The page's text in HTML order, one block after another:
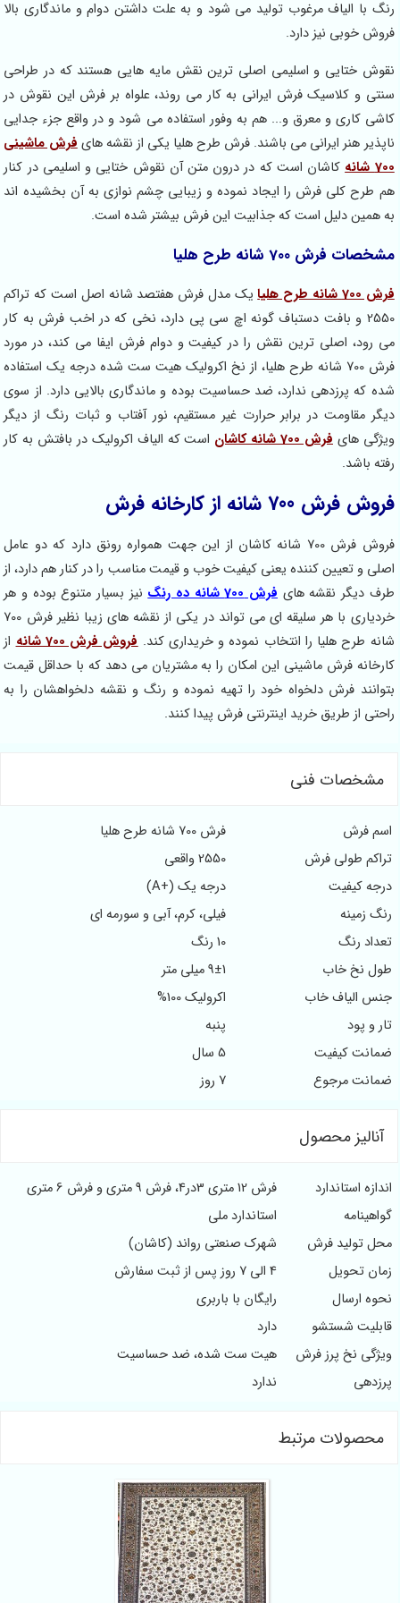
الیاف مرغوب تولید می شود و به علت داشتن دوام و ماندگاری بالا
خوبی نیز دارد.
ختایی و اسلیمی اصلی ترین نقش مایه هایی هستند که در طراحی
و کلاسیک فرش ایرانی به کار می روند، علواه بر فرش این نقوش در
کاری و معرق و... هم به وفور استفاده می شود و در واقع جزء جدایی
هنر ایرانی می باشند. فرش طرح هلیا یکی از نقشه هایفرش ماشینی
کاشان است که در درون متن آن نقوش ختایی و اسلیمی در کنار
کلی فرش را ایجاد نموده و زیبایی چشم نوازی به آن بخشیده اند
دلیل است که جذابیت این فرش بیشتر شده است.
700 شانه طرح هلیا
یک مدل فرش هفتصد شانه اصل است که تراکم
2550 و بافت دستباف گونه اچ سی پی دارد، نخی که در اخب فرش به کار
اصلی ترین نقش را در کیفیت و دوام فرش ایفا می کند، در مورد
فرش 700 شانه طرح هلیا، از نخ اکرولیک هیت ست شده درجه یک استفاده
پرزدهی ندارد، ضد حساسیت بوده و ماندگاری بالایی دارد. از سوی
مقاومت در برابر حرارت غیر مستقیم، نور آفتاب و ثبات رنگ از دیگر
های فرش 700 شانه کاشان
است که الیاف اکرولیک در بافتش به کار
شانه از کارخانه فرش
فروش فرش 700 شانه کاشان از این جهت همواره رونق دارد که دو عامل
و تعیین کننده یعنی کیفیت خوب و قیمت مناسب را در کنار هم دارد، از
نقشه های فرش 700 شانه ده رنگ
نیز بسیار متنوع بوده و هر
خردیاری با هر سلیقه ای می تواند در یکی از نقشه های زیبا نظیر فرش 700
طرح هلیا را انتخاب نموده و خریداری کند. فروش فرش 700 شانه
از
فرش ماشینی این امکان را به مشتریان می دهد که با حداقل قیمت
فرش دلخواه خود را تهیه نموده و رنگ و نقشه دلخواهشان را به
از طریق خرید اینترنتی فرش پیدا کنند.
فنی
فرش
فرش 700 شانه طرح هلیا
طولی فرش
کیفیت
درجه یک (+A)
فیلی، کرم، آبی و سورمه ای
رنگ
نخ خاب
الیاف خاب
اکرولیک 100%
پود
کیفیت
مرجوع
محصول
استاندارد
فرش 12 متری 3در4، فرش 9 متری و فرش 6 متری
استاندارد ملی
فرش
شهرک صنعتی رواند (کاشان)
تحویل
ارسال
رایگان با باربری
شستشو
نخ پرز فرش
هیت ست شده، ضد حساسیت
مرتبط